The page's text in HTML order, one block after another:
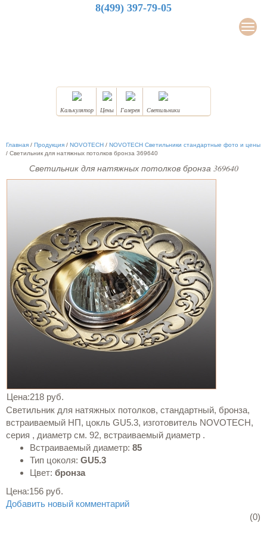
8(499) 397-79-05
Калькулятор Цены Галерея Светильники
Главная / Продукция / NOVOTECH / NOVOTECH Светильники стандартные фото и цены
/ Светильник для натяжных потолков бронза 369640
Светильник для натяжных потолков бронза 369640
Цена:218 руб.
Светильник для натяжных потолков, стандартный, бронза,
встраиваемый НП, цокль GU5.3, изготовитель NOVOTECH,
серия , диаметр см. 92, встраиваемый диаметр .
Встраиваемый диаметр: 85
Тип цоколя: GU5.3
Цвет: бронза
Цена:156 руб.
Добавить новый комментарий
(0)